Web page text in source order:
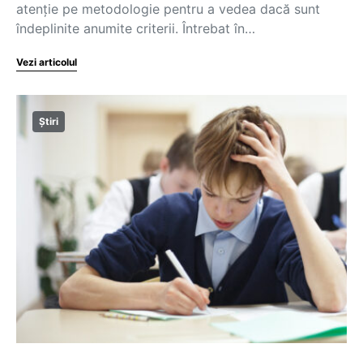
atenție pe metodologie pentru a vedea dacă sunt
îndeplinite anumite criterii. Întrebat în…
Vezi articolul
Știri